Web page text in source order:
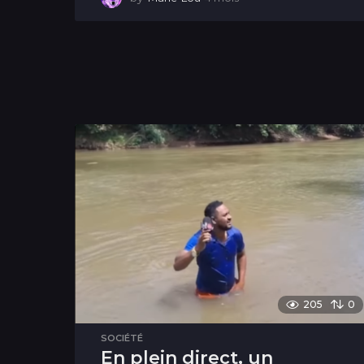
205 0
SOCIÉTÉ
En plein direct, un